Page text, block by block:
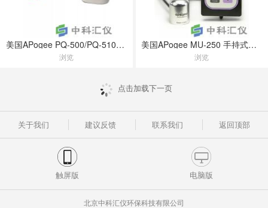
美国APogee PQ-500/PQ-510便携式光量子仪
浏览
美国APogee MU-250 手持式紫外辐射仪
浏览
点击加载下一页
关于我们 建议反馈 联系我们 返回顶部
触屏版 电脑版
北京中科汇仪环保科技有限公司